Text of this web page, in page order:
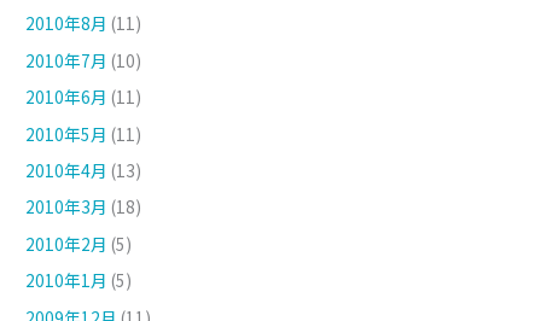
2010年8月 (11)
2010年7月 (10)
2010年6月 (11)
2010年5月 (11)
2010年4月 (13)
2010年3月 (18)
2010年2月 (5)
2010年1月 (5)